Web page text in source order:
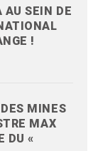
AU SEIN DE
!
MINES
MAX
DU «